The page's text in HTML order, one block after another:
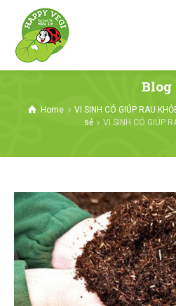
Blog
Home VI SINH CÓ GIÚP RAU
sẻ
VI SINH CÓ GIÚP